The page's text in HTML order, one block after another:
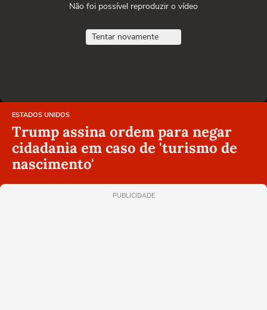
Não foi possível reproduzir o vídeo
Tentar novamente
ESTADOS UNIDOS
Trump assina ordem para negar
cidadania em caso de 'turismo de
nascimento'
PUBLICIDADE